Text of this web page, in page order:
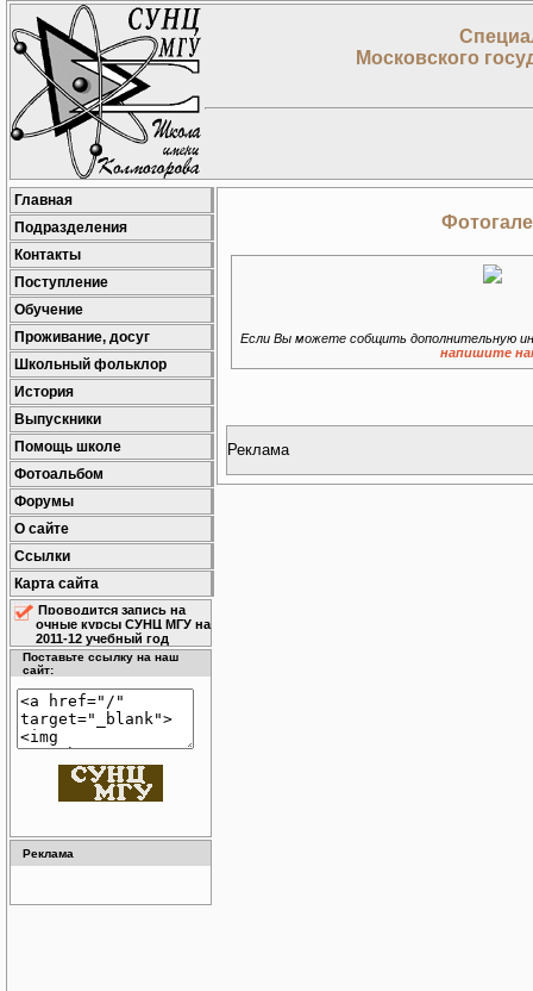
Московского
Главная
Подразделения
Контакты
Поступление
Обучение
Проживание, досуг
Школьный фольклор
История
Выпускники
Помощь школе
Фотоальбом
Форумы
О сайте
Ссылки
Карта сайта
Проводится запись на
очные курсы СУНЦ МГУ на
2011-12 учебный год
Поставьте ссылку на наш
сайт:
Реклама
Если Вы можете собщить дополнительную
напишите
Реклама